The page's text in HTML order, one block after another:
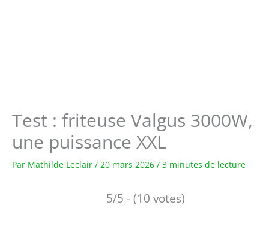
Test : friteuse Valgus 3000W,
une puissance XXL
Par Mathilde Leclair / 20 mars 2026 / 3 minutes de lecture
5/5 - (10 votes)